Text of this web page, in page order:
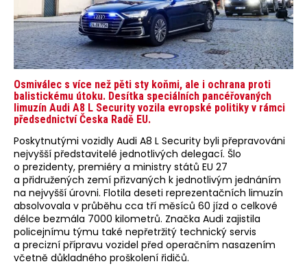
Osmiválec s více než pěti sty koňmi, ale i ochrana proti
balistickému útoku. Desítka speciálních pancéřovaných
limuzín Audi A8 L Security vozila evropské politiky v rámci
předsednictví Česka Radě EU.
Poskytnutými vozidly Audi A8 L Security byli přepravováni
nejvyšší představitelé jednotlivých delegací. Šlo
o prezidenty, premiéry a ministry států EU 27
a přidružených zemí přizvaných k jednotlivým jednáním
na nejvyšší úrovni. Flotila deseti reprezentačních limuzín
absolvovala v průběhu cca tří měsíců 60 jízd o celkové
délce bezmála 7000 kilometrů. Značka Audi zajistila
policejnímu týmu také nepřetržitý technický servis
a precizní přípravu vozidel před operačním nasazením
včetně důkladného proškolení řidičů.